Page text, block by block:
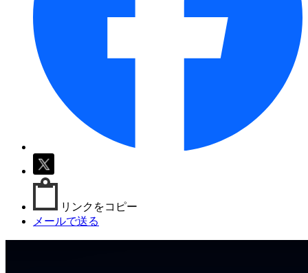
リンクをコピー
メールで送る